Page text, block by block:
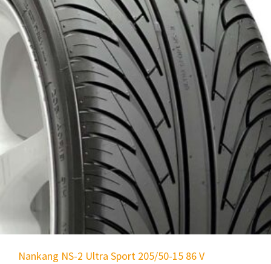
Nankang NS-2 Ultra Sport 205/50-15 86 V